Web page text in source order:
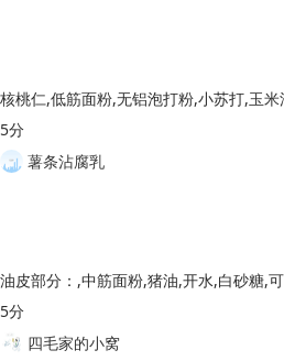
5分
薯条沾腐乳
5分
四毛家的小窝